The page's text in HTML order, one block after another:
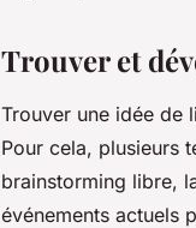
Trouver et
Trouver une idée de
Pour cela, plusieurs
brainstorming libre,
événements actuels